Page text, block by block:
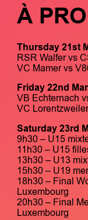
À
Thursday 21st
RSR Walfer vs
VC Mamer vs
Friday 22nd
VB Echternach
VC
Saturday 23rd
9h30 – U15
11h30 – U15
13h30 – U13
15h30 – U19
18h30 – Final
Luxembourg
20h30 – Final
Luxembourg